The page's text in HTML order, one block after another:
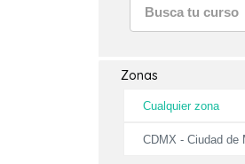
Zonas
Cualquier zona
CDMX - Ciudad de